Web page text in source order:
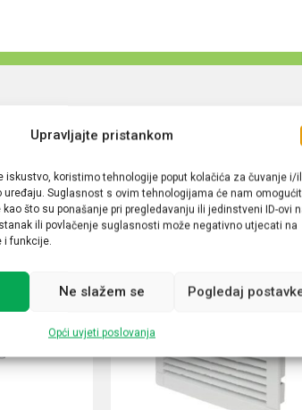
Upravljajte pristankom
iskustvo, koristimo tehnologije poput kolačića za čuvanje i/
Suglasnost s ovim tehnologijama će nam
što su ponašanje pri pregledavanju ili jedinstveni ID-ovi
ili povlačenje suglasnosti može negativno utjecati na
i funkcije.
Ne slažem se Pogledaj
Opći uvjeti poslovanja